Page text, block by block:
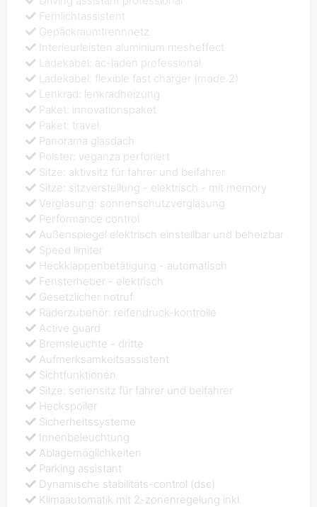
Fernlichtassistent
Gepäckraumtrennnetz
Interieurleisten aluminium mesheffect
Ladekabel: ac-laden professional
Ladekabel: flexible fast charger (mode 2)
Lenkrad: lenkradheizung
Paket: innovationspaket
Paket: travel
Panorama glasdach
Polster: veganza perforiert
Sitze: aktivsitz für fahrer und beifahrer
Sitze: sitzverstellung - elektrisch - mit memory
Verglasung: sonnenschutzverglasung
Performance control
Außenspiegel elektrisch einstellbar und beheizbar
Speed limiter
Heckklappenbetätigung - automatisch
Fensterheber - elektrisch
Gesetzlicher notruf
Räderzubehör: reifendruck-kontrolle
Active guard
Bremsleuchte - dritte
Aufmerksamkeitsassistent
Sichtfunktionen
Sitze: seriensitz für fahrer und beifahrer
Heckspoiler
Sicherheitssysteme
Innenbeleuchtung
Ablagemöglichkeiten
Parking assistant
Dynamische stabilitäts-control (dsc)
Klimaautomatik mit 2-zonenregelung inkl.